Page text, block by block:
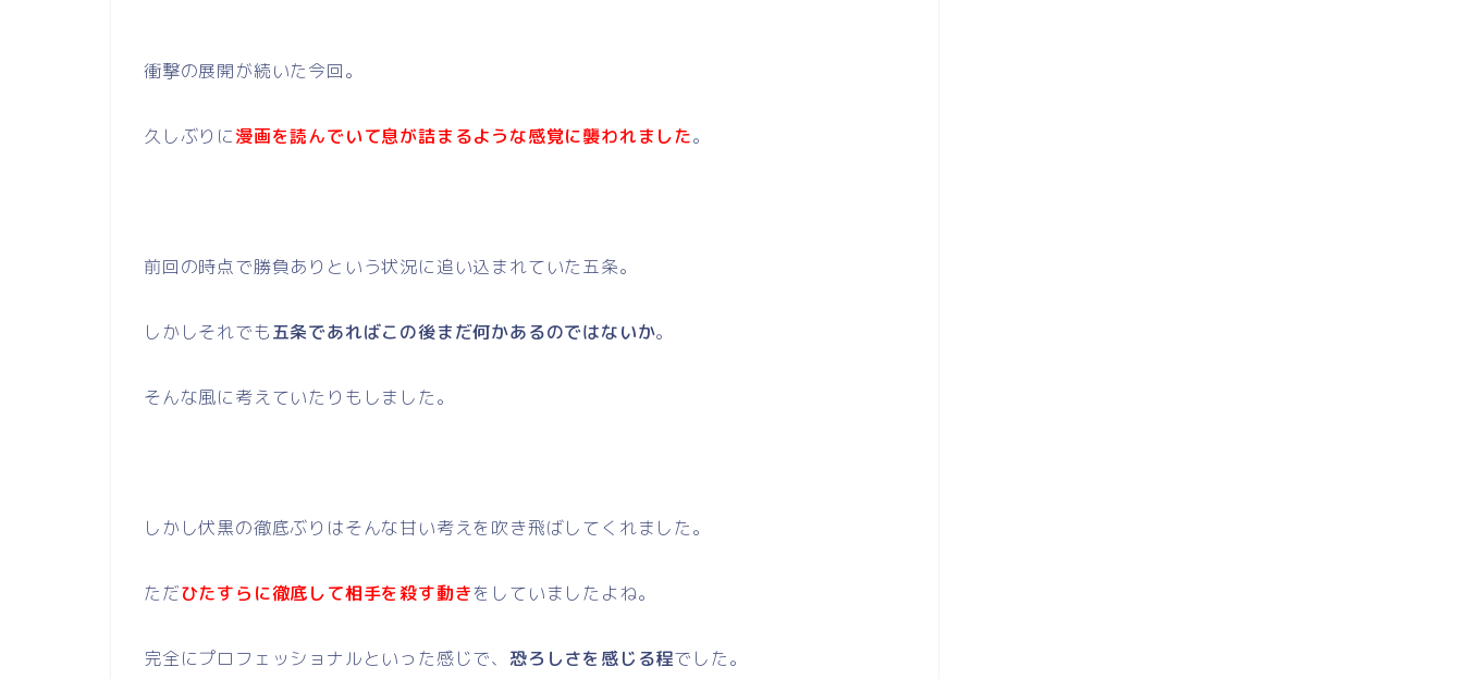
衝撃の展開が続いた今回。
久しぶりに漫画を読んでいて息が詰まるような感覚に襲われました。
前回の時点で勝負ありという状況に追い込まれていた五条。
しかしそれでも五条であればこの後まだ何かあるのではないか。
そんな風に考えていたりもしました。
しかし伏黒の徹底ぶりはそんな甘い考えを吹き飛ばしてくれました。
ただひたすらに徹底して相手を殺す動きをしていましたよね。
完全にプロフェッショナルといった感じで、 恐ろしさを感じる程でした。